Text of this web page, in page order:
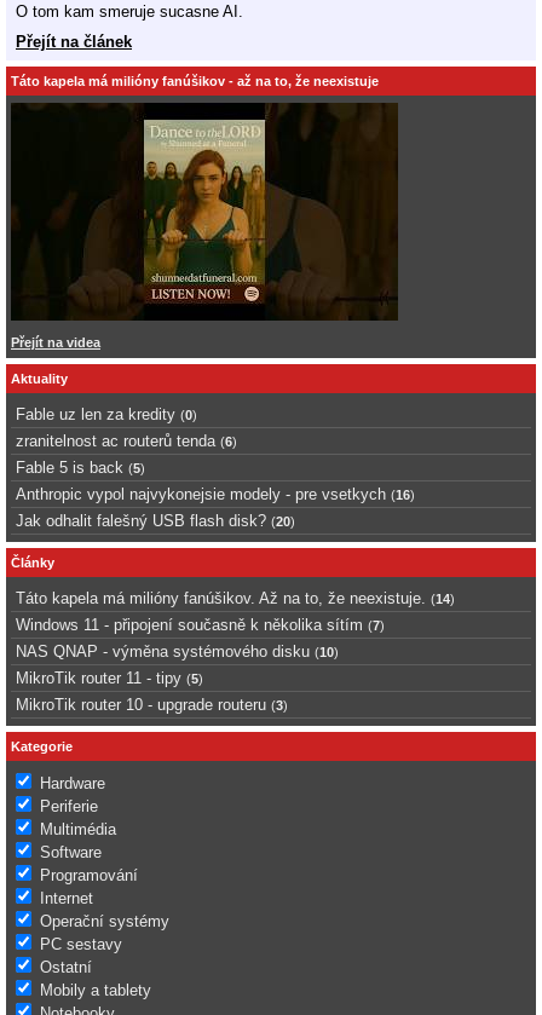
O tom kam smeruje sucasne AI.
Přejít na článek
Táto kapela má milióny fanúšikov - až na to, že neexistuje
Přejít na videa
Aktuality
Fable uz len za kredity (0)
zranitelnost ac routerů tenda (6)
Fable 5 is back (5)
Anthropic vypol najvykonejsie modely - pre vsetkych (16)
Jak odhalit falešný USB flash disk? (20)
Články
Táto kapela má milióny fanúšikov. Až na to, že neexistuje. (14)
Windows 11 - připojení současně k několika sítím (7)
NAS QNAP - výměna systémového disku (10)
MikroTik router 11 - tipy (5)
MikroTik router 10 - upgrade routeru (3)
Kategorie
Hardware
Periferie
Multimédia
Software
Programování
Internet
Operační systémy
PC sestavy
Ostatní
Mobily a tablety